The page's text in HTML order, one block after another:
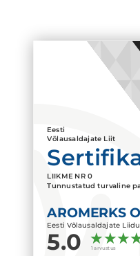
Eesti
Võlausaldajate Liit
LIIKME NR 0
Tunnustatud turvaline
AROMERKS
Eesti Võlausaldajate
5.0 1 arvustus